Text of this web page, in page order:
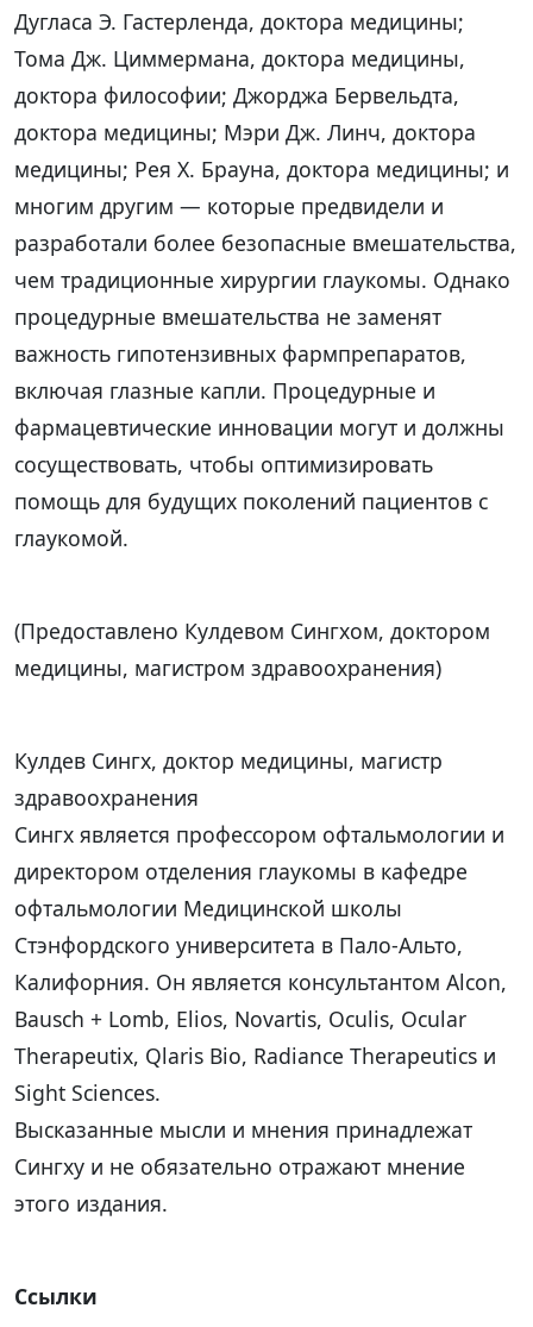
Дугласа Э. Гастерленда, доктора медицины;
Тома Дж. Циммермана, доктора медицины,
доктора философии; Джорджа Бервельдта,
доктора медицины; Мэри Дж. Линч, доктора
медицины; Рея Х. Брауна, доктора медицины; и
многим другим — которые предвидели и
разработали более безопасные вмешательства,
чем традиционные хирургии глаукомы. Однако
процедурные вмешательства не заменят
важность гипотензивных фармпрепаратов,
включая глазные капли. Процедурные и
фармацевтические инновации могут и должны
сосуществовать, чтобы оптимизировать
помощь для будущих поколений пациентов с
глаукомой.
(Предоставлено Кулдевом Сингхом, доктором
медицины, магистром здравоохранения)
Кулдев Сингх, доктор медицины, магистр
здравоохранения
Сингх является профессором офтальмологии и
директором отделения глаукомы в кафедре
офтальмологии Медицинской школы
Стэнфордского университета в Пало-Альто,
Калифорния. Он является консультантом Alcon,
Bausch + Lomb, Elios, Novartis, Oculis, Ocular
Therapeutix, Qlaris Bio, Radiance Therapeutics и
Sight Sciences.
Высказанные мысли и мнения принадлежат
Сингху и не обязательно отражают мнение
этого издания.
Ссылки